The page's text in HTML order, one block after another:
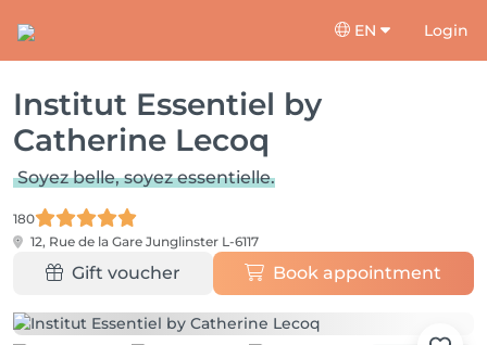
EN Login
Institut Essentiel by
Catherine Lecoq
Soyez belle, soyez essentielle.
180
12, Rue de la Gare Junglinster L-6117
Gift voucher Book appointment